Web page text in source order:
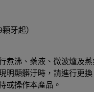
牙起）
煮沸、藥液、微波爐及蒸
明顯髒汙時，請進行更換
或操作本產品。